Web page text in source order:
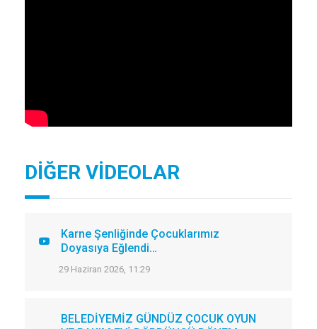
DİĞER VİDEOLAR
Karne Şenliğinde Çocuklarımız
Doyasıya Eğlendi…
29 Haziran 2026, 11:29
BELEDİYEMİZ GÜNDÜZ ÇOCUK OYUN